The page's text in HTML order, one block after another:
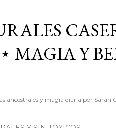
MAGIA Y
ancestrales y magia diaria por Sarah